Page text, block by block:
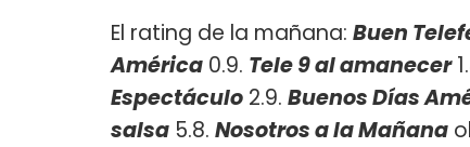
El rating de la mañana: Buen
América 0.9. Tele 9 al amanecer
Espectáculo 2.9. Buenos Días
salsa 5.8. Nosotros a la Mañana